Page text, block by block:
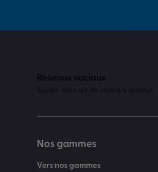
Réseaux sociaux
Suivez-nous sur les réseaux sociaux
Nos gammes
Vers nos gammes